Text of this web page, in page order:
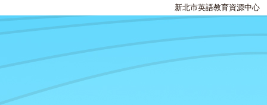
新北市英語教育資源中心